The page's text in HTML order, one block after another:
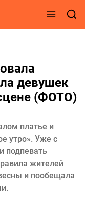
девушек
(ФОТО)
платье и
утро». Уже с
подпевать
жителей
и пообещала